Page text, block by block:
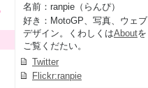
名前：ranpie（らんぴ）
好き：MotoGP、写真、ウェブ
デザイン。くわしくはAboutを
ご覧くだたい。
Twitter
Flickr:ranpie